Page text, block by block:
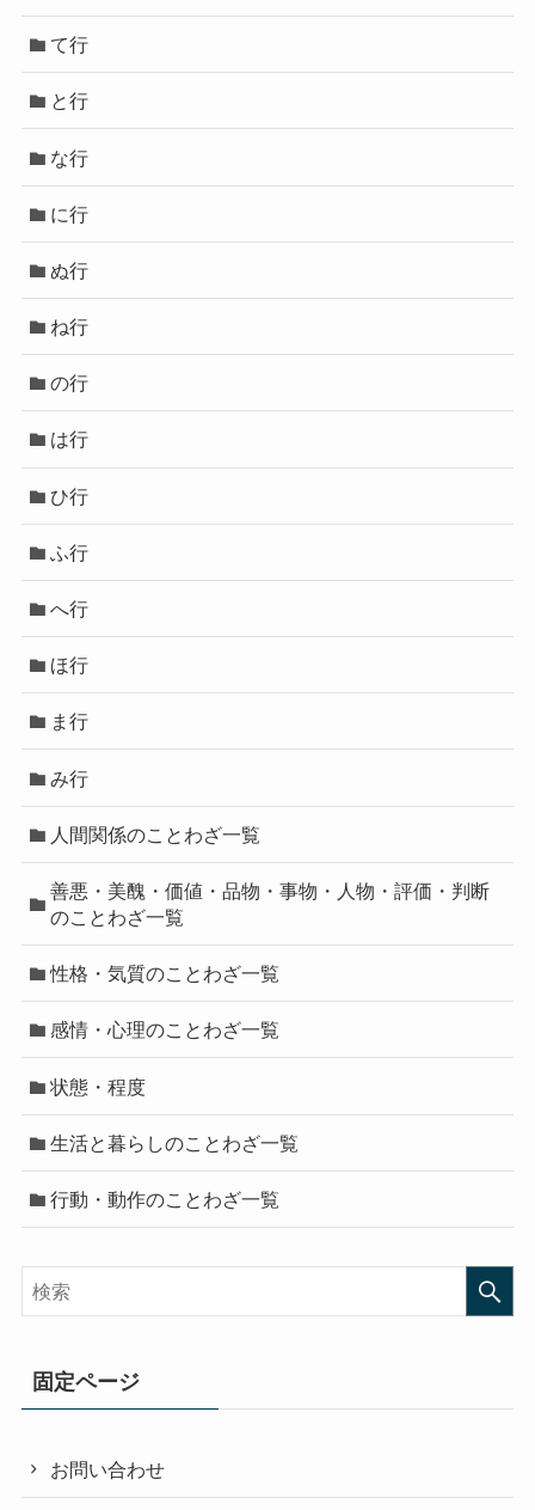
て行
と行
な行
に行
ぬ行
ね行
の行
は行
ひ行
ふ行
へ行
ほ行
ま行
み行
人間関係のことわざ一覧
善悪・美醜・価値・品物・事物・人物・評価・判断
のことわざ一覧
性格・気質のことわざ一覧
感情・心理のことわざ一覧
状態・程度
生活と暮らしのことわざ一覧
行動・動作のことわざ一覧
固定ページ
お問い合わせ